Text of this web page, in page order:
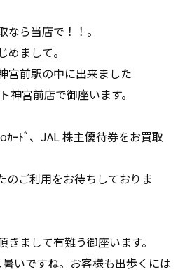
ら当店で！！。
まして。
宮前駅の中に出来ました
神宮前店で御座います。
ｶｰﾄﾞ、JAL 株主優待券をお買取
のご利用をお待ちしておりま
まして有難う御座います。
いですね。お客様も出歩くには